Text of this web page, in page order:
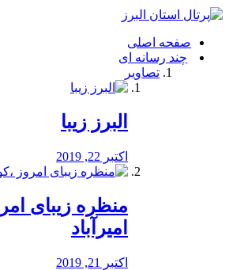
فصد
شرق
تهران
خشکشویی
صفحه اصلی
چند رسانه ای
تصاویر
البرز زیبا
اکتبر 22, 2019
منظره‌‌ زیبای
امیرآباد
اکتبر 21, 2019